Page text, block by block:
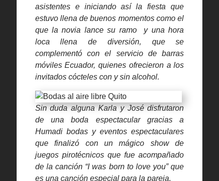
asistentes e iniciando así la fiesta que
estuvo llena de buenos momentos como el
que la novia lance su ramo y una hora
loca llena de diversión, que se
complementó con el servicio de barras
móviles Ecuador, quienes ofrecieron a los
invitados cócteles con y sin alcohol.
Sin duda alguna Karla y José disfrutaron
de una boda espectacular gracias a
Humadi bodas y eventos espectaculares
que finalizó con un mágico show de
juegos pirotécnicos que fue acompañado
de la canción “I was born to love you” que
es una canción especial para la pareja.